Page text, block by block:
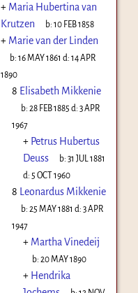
+ Maria Hubertina van
Krutzen
b:10 FEB 1858
+ Marie van der Linden
b:16 MAY 1861 d:14 APR
1890
8 Elisabeth Mikkenie
b:28 FEB 1885 d:3 APR
1967
+ Petrus Hubertus
Deuss
b:31 JUL 1881
d: 5 OCT 1960
8 Leonardus Mikkenie
b:25 MAY 1881 d:3 APR
1947
+ Martha Vinedeij
b:20 MAY 1890
+ Hendrika